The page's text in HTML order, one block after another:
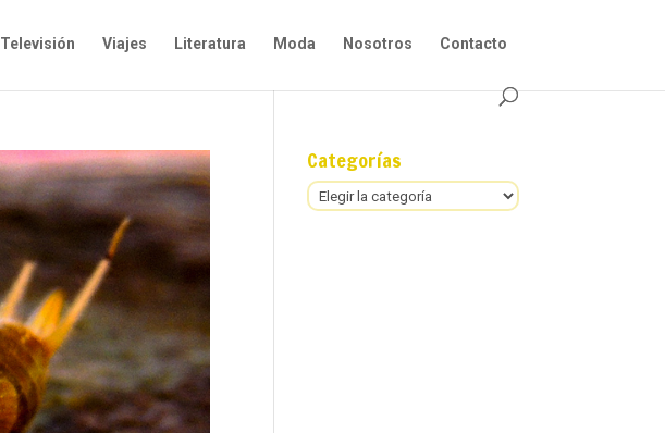
Televisión Viajes Literatura Moda Nosotros Contacto
Categorías
Categorías